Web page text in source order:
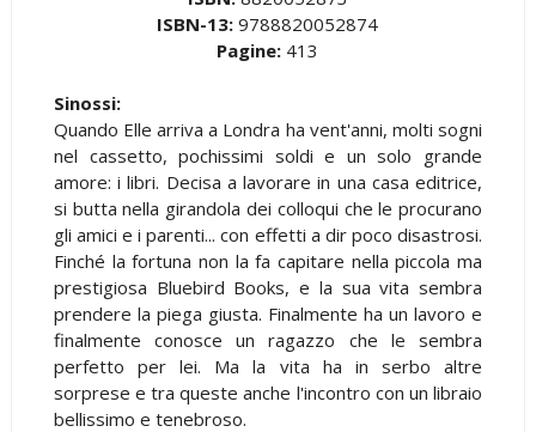
ISBN-13: 9788820052874
Pagine: 413
Sinossi:
Quando Elle arriva a Londra ha vent'anni, molti sogni
nel cassetto, pochissimi soldi e un solo grande
amore: i libri. Decisa a lavorare in una casa editrice,
si butta nella girandola dei colloqui che le procurano
gli amici e i parenti... con effetti a dir poco disastrosi.
Finché la fortuna non la fa capitare nella piccola ma
prestigiosa Bluebird Books, e la sua vita sembra
prendere la piega giusta. Finalmente ha un lavoro e
finalmente conosce un ragazzo che le sembra
perfetto per lei. Ma la vita ha in serbo altre
sorprese e tra queste anche l'incontro con un libraio
bellissimo e tenebroso.